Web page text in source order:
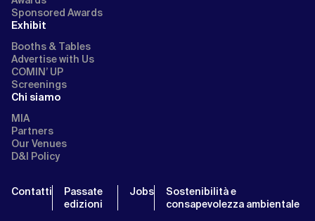
Sponsored Awards
Exhibit
Booths & Tables
Advertise with Us
COMIN’ UP
Screenings
Chi siamo
MIA
Partners
Our Venues
D&I Policy
Contatti
Passate
edizioni
Jobs
Sostenibilità e
consapevolezza ambientale